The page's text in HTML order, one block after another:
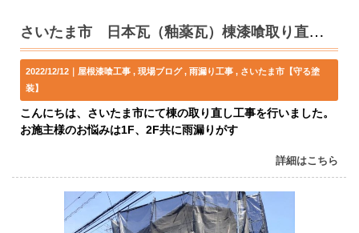
さいたま市 日本瓦（釉薬瓦）棟漆喰取り直し工事
2022/12/12｜ 屋根漆喰工事 現場ブログ 雨漏り工事
さいたま市【守る塗
装】
こんにちは、さいたま市にて棟の取り直し工事を行いました。
お施主様のお悩みは1F、2F共に雨漏りがす
詳細はこちら